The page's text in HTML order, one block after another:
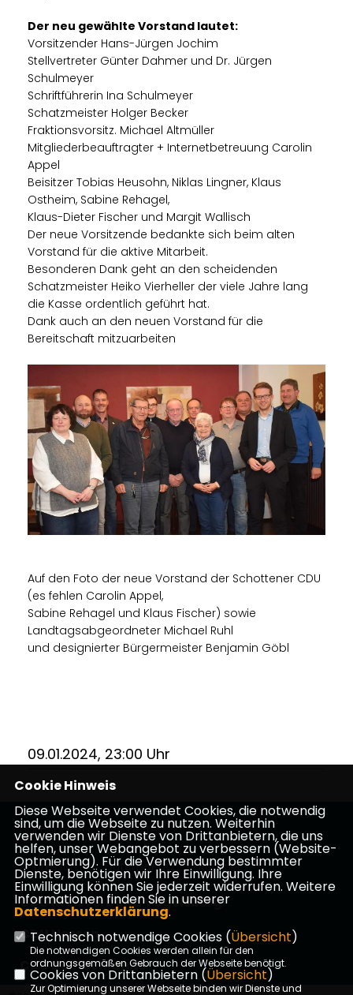
Der neu gewählte Vorstand lautet:
Vorsitzender Hans-Jürgen Jochim
Stellvertreter Günter Dahmer und Dr. Jürgen
Schulmeyer
Schriftführerin Ina Schulmeyer
Schatzmeister Holger Becker
Fraktionsvorsitz. Michael Altmüller
Mitgliederbeauftragter + Internetbetreuung Carolin
Appel
Beisitzer Tobias Heusohn, Niklas Lingner, Klaus
Ostheim, Sabine Rehagel,
Klaus-Dieter Fischer und Margit Wallisch
Der neue Vorsitzende bedankte sich beim alten
Vorstand für die aktive Mitarbeit.
Besonderen Dank geht an den scheidenden
Schatzmeister Heiko Vierheller der viele Jahre lang
die Kasse ordentlich geführt hat.
Dank auch an den neuen Vorstand für die
Bereitschaft mitzuarbeiten
Auf den Foto der neue Vorstand der Schottener CDU
(es fehlen Carolin Appel,
Sabine Rehagel und Klaus Fischer) sowie
Landtagsabgeordneter Michael Ruhl
und designierter Bürgermeister Benjamin Göbl
09.01.2024, 23:00 Uhr
Homepage CDU Schotten
Impressum Datenschutz Kontakt
CDU Kreisverband Vogelsberg
CDU Hessen
CDU Deutschlands
Cookie Hinweis
Diese Webseite verwendet Cookies, die notwendig
sind, um die Webseite zu nutzen. Weiterhin
verwenden wir Dienste von Drittanbietern, die uns
helfen, unser Webangebot zu verbessern (Website-
Optmierung). Für die Verwendung bestimmter
Dienste, benötigen wir Ihre Einwilligung. Ihre
Einwilligung können Sie jederzeit widerrufen. Weitere
Informationen finden Sie in unserer
Datenschutzerklärung.
Technisch notwendige Cookies (Übersicht)
Die notwendigen Cookies werden allein für den
ordnungsgemäßen Gebrauch der Webseite benötigt.
Cookies von Drittanbietern (Übersicht)
Zur Optimierung unserer Webseite binden wir Dienste und